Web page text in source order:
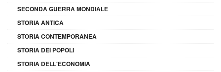
SECONDA GUERRA MONDIALE
STORIA ANTICA
STORIA CONTEMPORANEA
STORIA DEI POPOLI
STORIA DELL'ECONOMIA